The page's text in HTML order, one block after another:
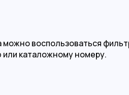
можно воспользоваться
каталожному номеру.